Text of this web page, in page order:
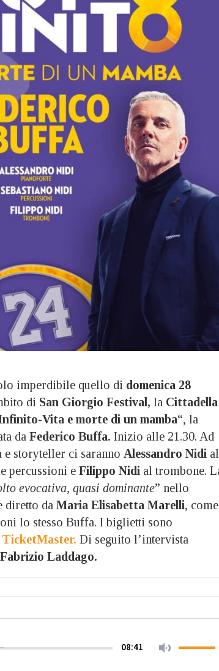
imperdibile quello di domenica 28
di San Giorgio Festival, la Cittadella
Vita e morte di un mamba“, la
da Federico Buffa. Inizio alle 21.30. Ad
storyteller ci saranno Alessandro Nidi al
percussioni e Filippo Nidi al trombone.
evocativa, quasi dominante” nello
diretto da Maria Elisabetta Marelli, come
lo stesso Buffa. I biglietti sono
TicketMaster. Di seguito l’intervista
Fabrizio Laddago.
08:41